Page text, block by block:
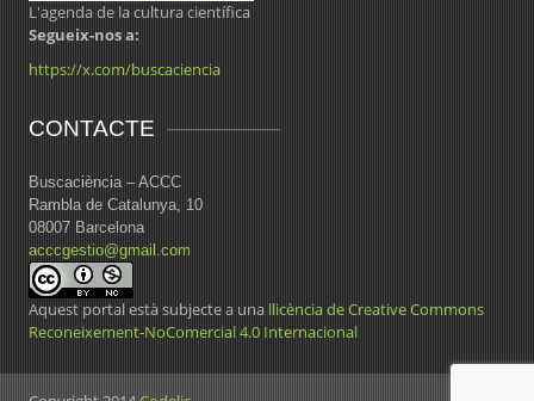
L'agenda de la cultura científica
Segueix-nos a:
https://x.com/buscaciencia
CONTACTE
Buscaciència – ACCC
Rambla de Catalunya, 10
08007 Barcelona
acccgestio@gmail.com
Aquest portal està subjecte a una llicència de Creative Commons
Reconeixement-NoComercial 4.0 Internacional